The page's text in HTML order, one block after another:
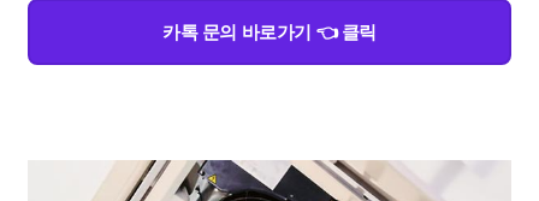
카톡 문의 바로가기 👈 클릭